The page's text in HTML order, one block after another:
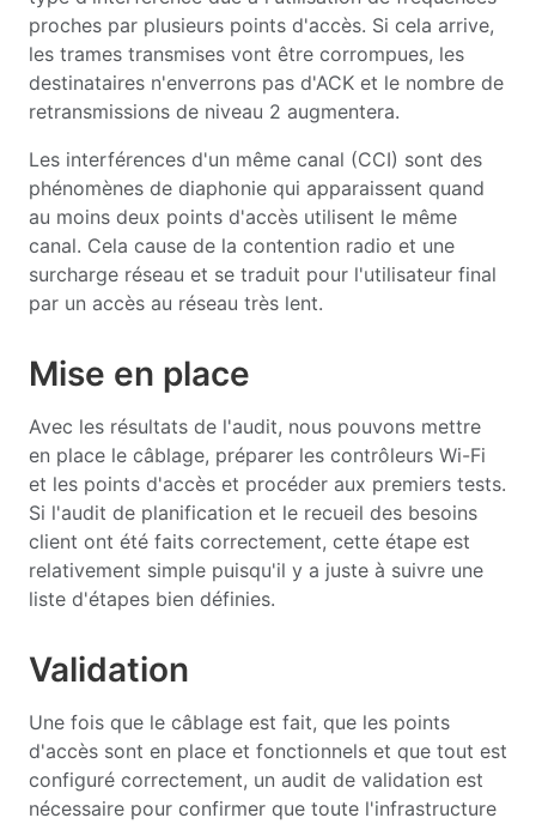
proches par plusieurs points d'accès. Si cela arrive,
les trames transmises vont être corrompues, les
destinataires n'enverrons pas d'ACK et le nombre de
retransmissions de niveau 2 augmentera.
Les interférences d'un même canal (CCI) sont des
phénomènes de diaphonie qui apparaissent quand
au moins deux points d'accès utilisent le même
canal. Cela cause de la contention radio et une
surcharge réseau et se traduit pour l'utilisateur final
par un accès au réseau très lent.
Mise en place
Avec les résultats de l'audit, nous pouvons mettre
en place le câblage, préparer les contrôleurs Wi-Fi
et les points d'accès et procéder aux premiers tests.
Si l'audit de planification et le recueil des besoins
client ont été faits correctement, cette étape est
relativement simple puisqu'il y a juste à suivre une
liste d'étapes bien définies.
Validation
Une fois que le câblage est fait, que les points
d'accès sont en place et fonctionnels et que tout est
configuré correctement, un audit de validation est
nécessaire pour confirmer que toute l'infrastructure